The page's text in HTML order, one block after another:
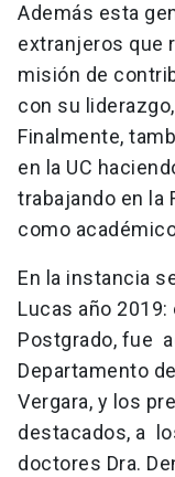
Además esta
extranjeros que
misión de
con su
Finalmente,
en la UC
trabajando en la
como
En la instancia
Lucas año
Postgrado, fue
Departamento
Vergara, y los
destacados, a
doctores Dra.